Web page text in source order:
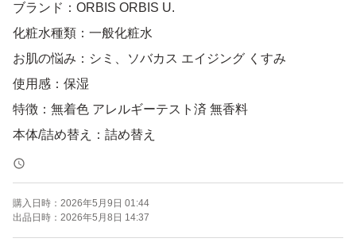
ブランド：ORBIS ORBIS U.
化粧水種類：一般化粧水
お肌の悩み：シミ、ソバカス エイジング くすみ
使用感：保湿
特徴：無着色 アレルギーテスト済 無香料
本体/詰め替え：詰め替え
内容量（ml）：180 ml
本数：1 本
購入日時： 2026年5月9日 01:44
出品日時： 2026年5月8日 14:37